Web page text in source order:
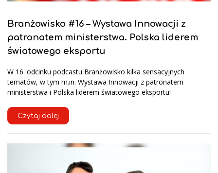
Branżowisko #16 – Wystawa Innowacji z
patronatem ministerstwa. Polska liderem
światowego eksportu
W 16. odcinku podcastu Branżowisko kilka sensacyjnych
tematów, w tym m.in. Wystawa Innowacji z patronatem
ministerstwa i Polska liderem światowego eksportu!
Czytaj dalej